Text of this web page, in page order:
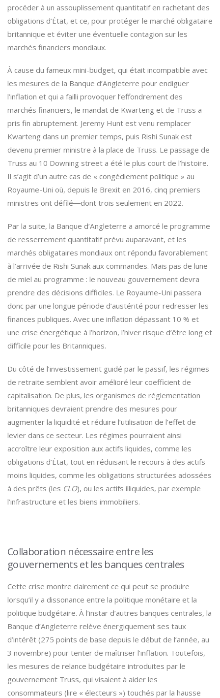
procéder à un assouplissement quantitatif en rachetant des
obligations d’État, et ce, pour protéger le marché obligataire
britannique et éviter une éventuelle contagion sur les
marchés financiers mondiaux.
À cause du fameux mini-budget, qui était incompatible avec
les mesures de la Banque d’Angleterre pour endiguer
l’inflation et qui a failli provoquer l’effondrement des
marchés financiers, le mandat de Kwarteng et de Truss a
pris fin abruptement. Jeremy Hunt est venu remplacer
Kwarteng dans un premier temps, puis Rishi Sunak est
devenu premier ministre à la place de Truss. Le passage de
Truss au 10 Downing street a été le plus court de l’histoire.
Il s’agit d’un autre cas de « congédiement politique » au
Royaume-Uni où, depuis le Brexit en 2016, cinq premiers
ministres ont défilé―dont trois seulement en 2022.
Par la suite, la Banque d’Angleterre a amorcé le programme
de resserrement quantitatif prévu auparavant, et les
marchés obligataires mondiaux ont répondu favorablement
à l’arrivée de Rishi Sunak aux commandes. Mais pas de lune
de miel au programme : le nouveau gouvernement devra
prendre des décisions difficiles. Le Royaume-Uni passera
donc par une longue période d’austérité pour redresser les
finances publiques. Avec une inflation dépassant 10 % et
une crise énergétique à l’horizon, l’hiver risque d’être long et
difficile pour les Britanniques.
Du côté de l’investissement guidé par le passif, les régimes
de retraite semblent avoir amélioré leur coefficient de
capitalisation. De plus, les organismes de réglementation
britanniques devraient prendre des mesures pour
augmenter la liquidité et réduire l’utilisation de l’effet de
levier dans ce secteur. Les régimes pourraient ainsi
accroître leur exposition aux actifs liquides, comme les
obligations d’État, tout en réduisant le recours à des actifs
moins liquides, comme les obligations structurées adossées
à des prêts (les CLO), ou les actifs illiquides, par exemple
l’infrastructure et les biens immobiliers.
Collaboration nécessaire entre les
gouvernements et les banques centrales
Cette crise montre clairement ce qui peut se produire
lorsqu’il y a dissonance entre la politique monétaire et la
politique budgétaire. À l’instar d’autres banques centrales, la
Banque d’Angleterre relève énergiquement ses taux
d’intérêt (275 points de base depuis le début de l’année, au
3 novembre) pour tenter de maîtriser l’inflation. Toutefois,
les mesures de relance budgétaire introduites par le
gouvernement Truss, qui visaient à aider les
consommateurs (lire « électeurs ») touchés par la hausse